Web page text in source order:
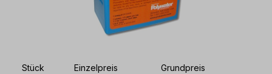
Stück Einzelpreis Grundpreis